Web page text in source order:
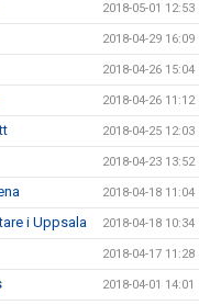
2018-05-01 12:53
2018-04-29 16:09
2018-04-26 15:04
2018-04-26 11:12
2018-04-25 12:03
2018-04-23 13:52
2018-04-18 11:04
i Uppsala 2018-04-18 10:34
2018-04-17 11:28
2018-04-01 14:01